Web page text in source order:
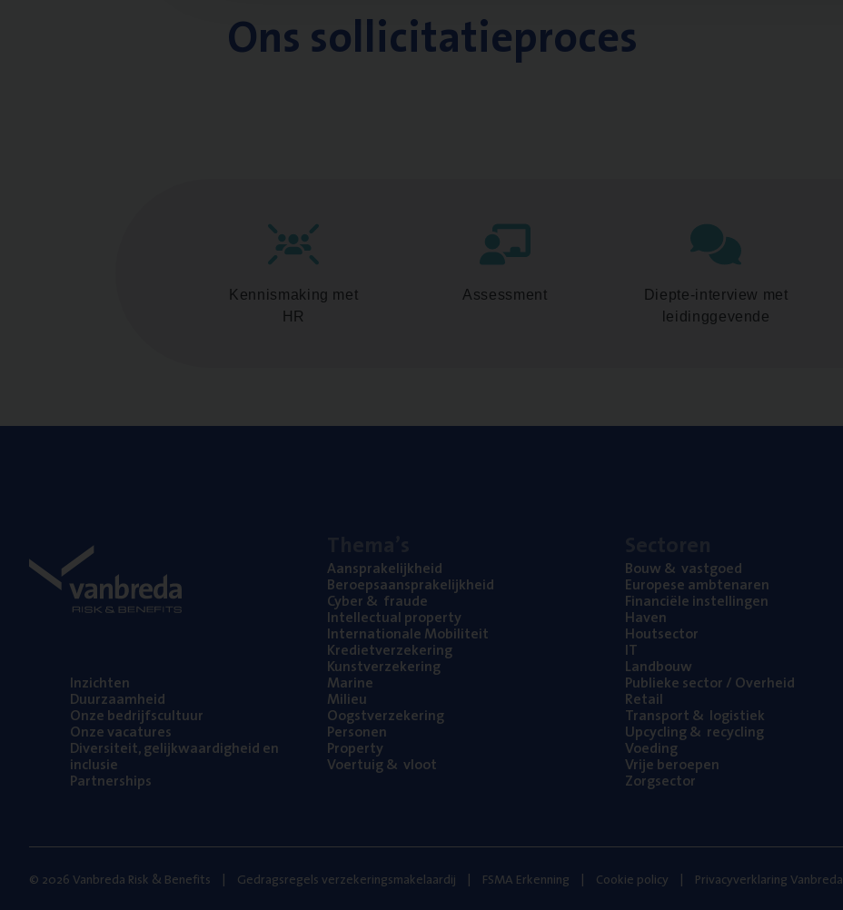
Ons sollicitatieproces
Kennismaking met
HR
Assessment
Diepte-interview met
leidinggevende
Inzich­ten
Duur­zaam­heid
Onze bedrijfs­cul­tuur
Onze vaca­tu­res
Diver­si­teit, gelijk­waar­dig­heid en
inclusie
Part­ner­ships
Aan­spra­ke­lijk­heid
Beroeps­aan­spra­ke­lijk­heid
Cyber& fraude
Intel­lec­tu­al property
Inter­na­ti­o­na­le Mobiliteit
Kre­diet­ver­ze­ke­ring
Kunst­ver­ze­ke­ring
Mari­ne
Mili­eu
Oogst­ver­ze­ke­ring
Per­so­nen
Pro­per­ty
Voer­tuig& vloot
Bouw& vastgoed
Euro­pe­se ambtenaren
Finan­ci­ë­le instellingen
Haven
Hout­sec­tor
IT
Land­bouw
Publie­ke sec­tor / Overheid
Retail
Trans­port& logistiek
Upcy­cling& recycling
Voe­ding
Vrije beroe­pen
Zorg­sec­tor
© 2026 Vanbreda Risk & Benefits Gedragsregels verzekeringsmakelaardij FSMA Erkenning Cookie policy Privacyverklaring Vanbreda